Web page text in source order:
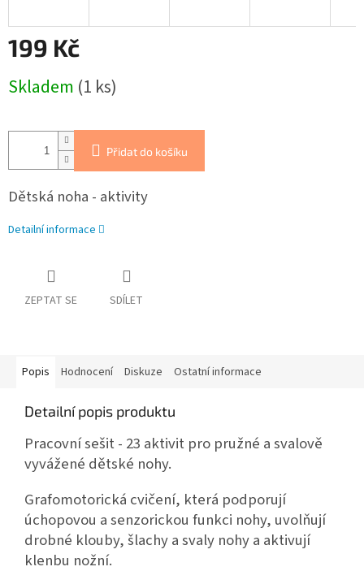
199 Kč
cena:
Skladem (1 ks)
Přidat do košíku
Dětská noha - aktivity
Detailní informace
ZEPTAT SE SDÍLET
Popis Hodnocení Diskuze Ostatní informace
Detailní popis produktu
Pracovní sešit - 23 aktivit pro pružné a svalově
vyvážené dětské nohy.
Grafomotorická cvičení, která podporují
úchopovou a senzorickou funkci nohy, uvolňují
drobné klouby, šlachy a svaly nohy a aktivují
klenbu nožní.